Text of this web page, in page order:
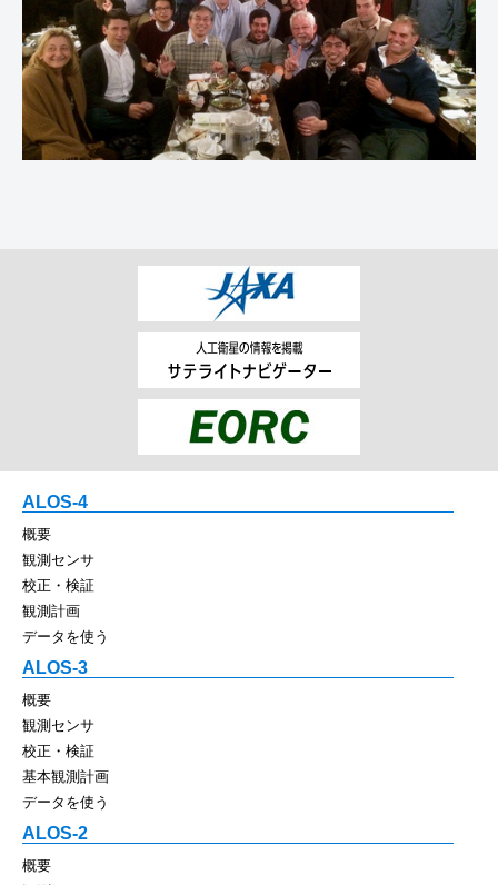
ALOS-4
概要
観測センサ
校正・検証
観測計画
データを使う
ALOS-3
概要
観測センサ
校正・検証
基本観測計画
データを使う
ALOS-2
概要